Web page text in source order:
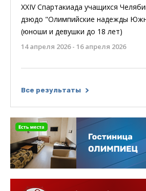
XXIV Спартакиада учащихся
дзюдо "Олимпийские надежды
(юноши и девушки до 18 лет)
14 апреля 2026 - 16 апреля 2026
Все результаты